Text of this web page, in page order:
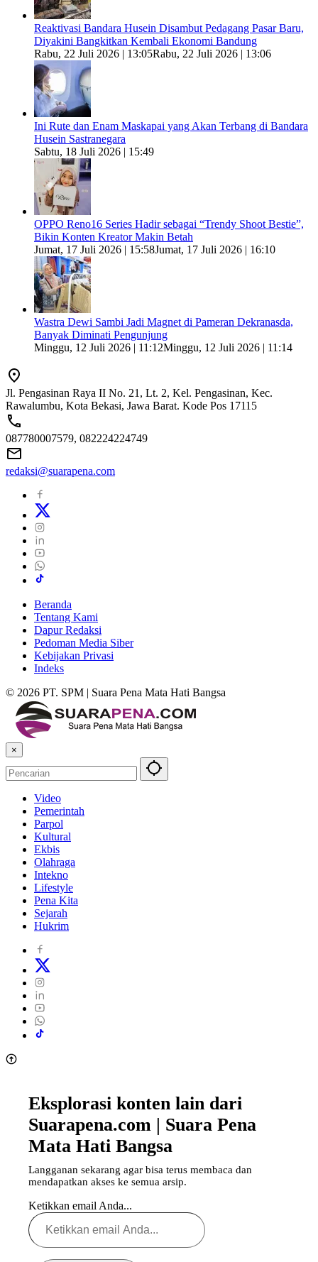
Reaktivasi Bandara Husein Disambut Pedagang Pasar Baru,
Diyakini Bangkitkan Kembali Ekonomi Bandung
Rabu, 22 Juli 2026 | 13:05Rabu, 22 Juli 2026 | 13:06
Ini Rute dan Enam Maskapai yang Akan Terbang di Bandara
Husein Sastranegara
Sabtu, 18 Juli 2026 | 15:49
OPPO Reno16 Series Hadir sebagai “Trendy Shoot Bestie”,
Bikin Konten Kreator Makin Betah
Jumat, 17 Juli 2026 | 15:58Jumat, 17 Juli 2026 | 16:10
Wastra Dewi Sambi Jadi Magnet di Pameran Dekranasda,
Banyak Diminati Pengunjung
Minggu, 12 Juli 2026 | 11:12Minggu, 12 Juli 2026 | 11:14
Jl. Pengasinan Raya II No. 21, Lt. 2, Kel. Pengasinan, Kec.
Rawalumbu, Kota Bekasi, Jawa Barat. Kode Pos 17115
087780007579, 082224224749
redaksi@suarapena.com
Beranda
Tentang Kami
Dapur Redaksi
Pedoman Media Siber
Kebijakan Privasi
Indeks
© 2026 PT. SPM | Suara Pena Mata Hati Bangsa
×
Video
Pemerintah
Parpol
Kultural
Ekbis
Olahraga
Intekno
Lifestyle
Pena Kita
Sejarah
Hukrim
Eksplorasi konten lain dari
Suarapena.com | Suara Pena
Mata Hati Bangsa
Langganan sekarang agar bisa terus membaca dan
mendapatkan akses ke semua arsip.
Ketikkan email Anda...